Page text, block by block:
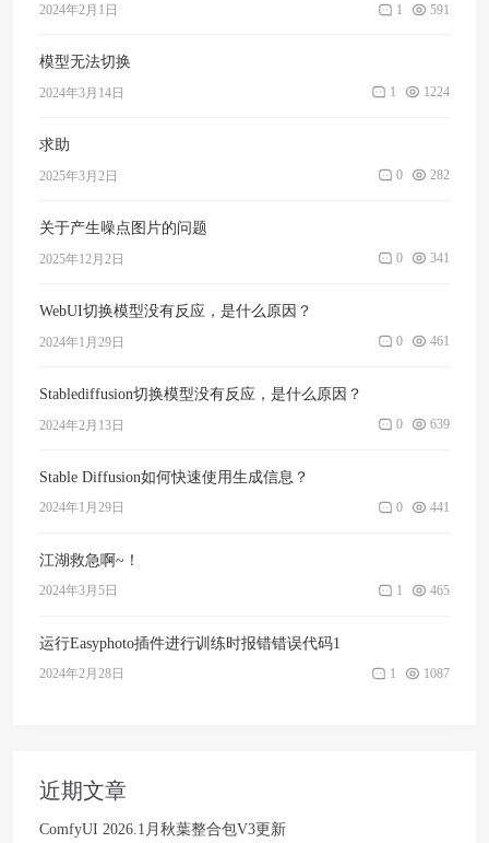
2024年2月1日 1 591
模型无法切换
2024年3月14日 1 1224
求助
2025年3月2日 0 282
关于产生噪点图片的问题
2025年12月2日 0 341
WebUI切换模型没有反应，是什么原因？
2024年1月29日 0 461
Stablediffusion切换模型没有反应，是什么原因？
2024年2月13日 0 639
Stable Diffusion如何快速使用生成信息？
2024年1月29日 0 441
江湖救急啊~！
2024年3月5日 1 465
运行Easyphoto插件进行训练时报错错误代码1
2024年2月28日 1 1087
近期文章
ComfyUI 2026.1月秋葉整合包V3更新